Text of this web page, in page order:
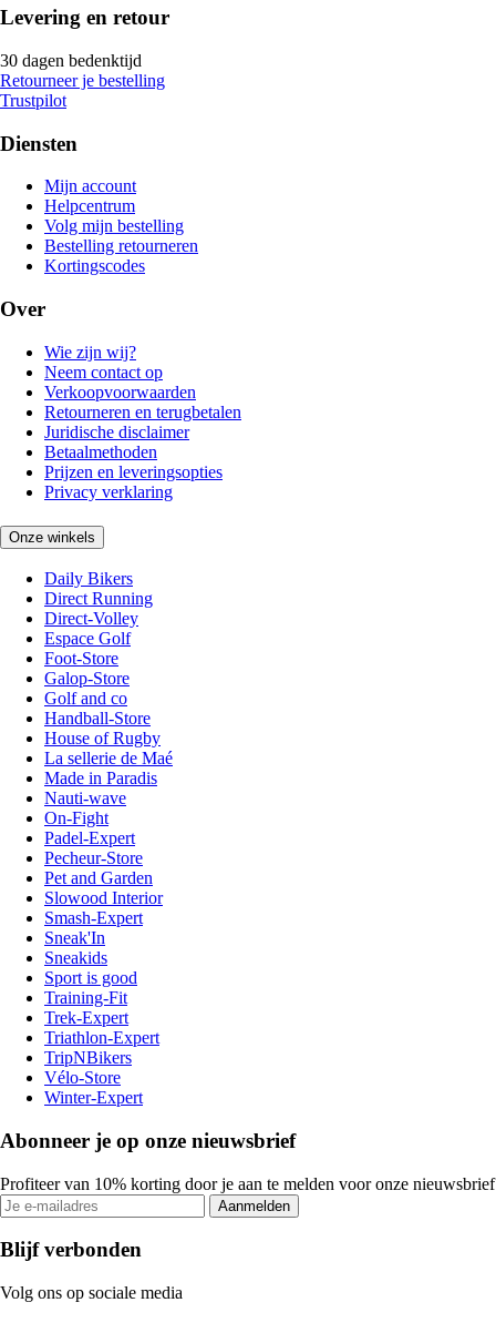
Levering en retour
30 dagen bedenktijd
Retourneer je bestelling
Trustpilot
Diensten
Mijn account
Helpcentrum
Volg mijn bestelling
Bestelling retourneren
Kortingscodes
Over
Wie zijn wij?
Neem contact op
Verkoopvoorwaarden
Retourneren en terugbetalen
Juridische disclaimer
Betaalmethoden
Prijzen en leveringsopties
Privacy verklaring
Onze winkels
Daily Bikers
Direct Running
Direct-Volley
Espace Golf
Foot-Store
Galop-Store
Golf and co
Handball-Store
House of Rugby
La sellerie de Maé
Made in Paradis
Nauti-wave
On-Fight
Padel-Expert
Pecheur-Store
Pet and Garden
Slowood Interior
Smash-Expert
Sneak'In
Sneakids
Sport is good
Training-Fit
Trek-Expert
Triathlon-Expert
TripNBikers
Vélo-Store
Winter-Expert
Abonneer je op onze nieuwsbrief
Profiteer van 10% korting door je aan te melden voor onze nieuwsbrief
Aanmelden
Blijf verbonden
Volg ons op sociale media